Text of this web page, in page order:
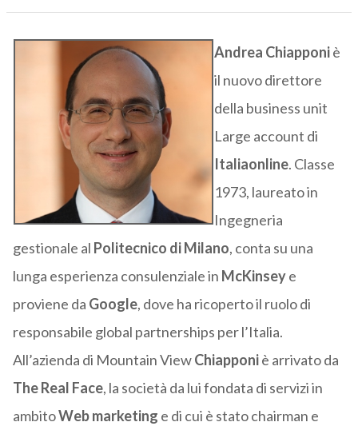
Andrea Chiapponiè
il nuovo direttore
della business unit
Large account di
Italiaonline. Classe
1973, laureato in
Ingegneria
gestionale al Politecnico di Milano, conta su una
lunga esperienza consulenziale in McKinseye
proviene da Google, dove ha ricoperto il ruolo di
responsabile global partnerships per l’Italia.
All’azienda di Mountain ViewChiapponiè arrivato da
The Real Face, la società da lui fondata di servizi in
ambitoWeb marketing e di cui è stato chairman e